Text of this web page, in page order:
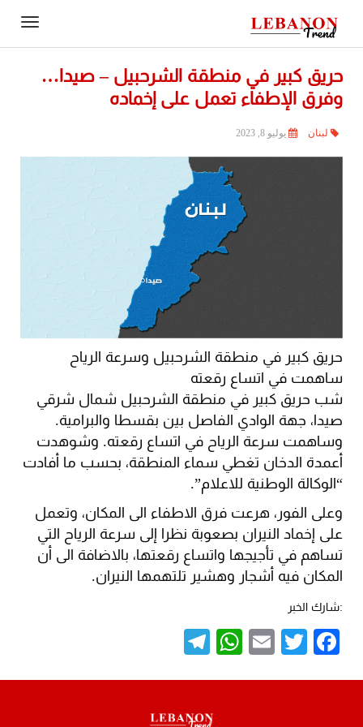
حريق كبير في منطقة الشرحبيل – صيدا…
وفرق الإطفاء تعمل على إخماده
لبنان يوليو 8, 2023
حريق كبير في منطقة الشرحبيل وسرعة الرياح
ساهمت في اتساع رقعته
شب حريق كبير في منطقة الشرحبيل شمال شرقي
صيدا، جهة الوادي الفاصل بين بقسطا والبرامية.
وساهمت سرعة الرياح في اتساع رقعته. وشوهدت
أعمدة الدخان تغطي سماء المنطقة، بحسب ما أفادت
“الوكالة الوطنية للاعلام”.
وعلى الفور، هرعت فرق الاطفاء الى المكان، وتعمل
على إخماد النيران بصعوبة نظرا إلى سرعة الرياح التي
تساهم في تأجيجها واتساع رقعتها، بالاضافة الى أن
المكان فيه أشجار وهشير تلتهمها النيران.
:شارك الخبر
Facebook
Twitter
Email
WhatsApp
Contact
Us